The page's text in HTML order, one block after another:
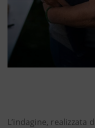
L’indagine, realizzata